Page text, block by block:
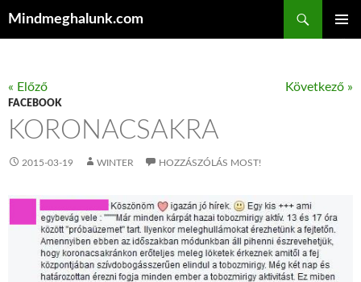
Mindmeghalunk.com
« Előző Következő »
FACEBOOK
KORONACSAKRA
2015-03-19 WINTER HOZZÁSZÓLÁS MOST!